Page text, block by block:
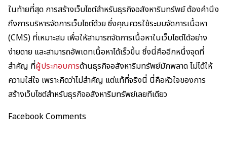
ในท้ายที่สุด การสร้างเว็บไซต์สำหรับธุรกิจอสังหาริมทรัพย์ ต้องคำนึง
ถึงการบริหารจัดการเว็บไซต์ด้วย ซึ่งคุณควรใช้ระบบจัดการเนื้อหา
(CMS) ที่เหมาะสม เพื่อให้สามารถจัดการเนื้อหาในเว็บไซต์ได้อย่าง
ง่ายดาย และสามารถอัพเดทเนื้อหาได้เร็วขึ้น ซึ่งนี่คืออีกหนึ่งจุดที่
สำคัญ ที่ผู้ประกอบการด้านธุรกิจอสังหาริมทรัพย์มักพลาด ไม่ได้ให้
ความใส่ใจ เพราะคิดว่าไม่สำคัญ แต่แท้ที่จริงนี่ นี่คือหัวใจของการ
สร้างเว็บไซต์สำหรับธุรกิจอสังหาริมทรัพย์เลยทีเดียว
Facebook Comments